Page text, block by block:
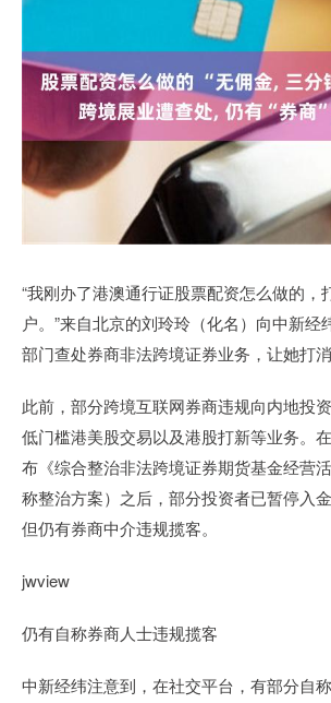
“我刚办了港澳通行证股票配资怎么做的，
户。”来自北京的刘玲玲（化名）向中新经
部门查处券商非法跨境证券业务，让她打消
此前，部分跨境互联网券商违规向内地投
低门槛港美股交易以及港股打新等业务。
布《综合整治非法跨境证券期货基金经营
称整治方案）之后，部分投资者已暂停入
但仍有券商中介违规揽客。
jwview
仍有自称券商人士违规揽客
中新经纬注意到，在社交平台，有部分自